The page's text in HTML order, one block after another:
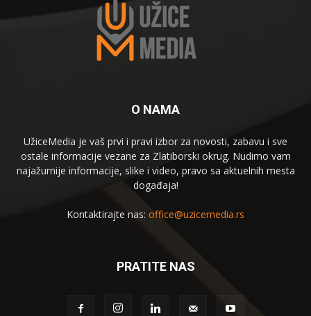
O NAMA
UžiceMedia je vaš prvi i pravi izbor za novosti, zabavu i sve
ostale informacije vezane za Zlatiborski okrug. Nudimo vam
najažurnije informacije, slike i video, pravo sa aktuelnih mesta
događaja!
Kontaktirajte nas: office@uzicemedia.rs
PRATITE NAS